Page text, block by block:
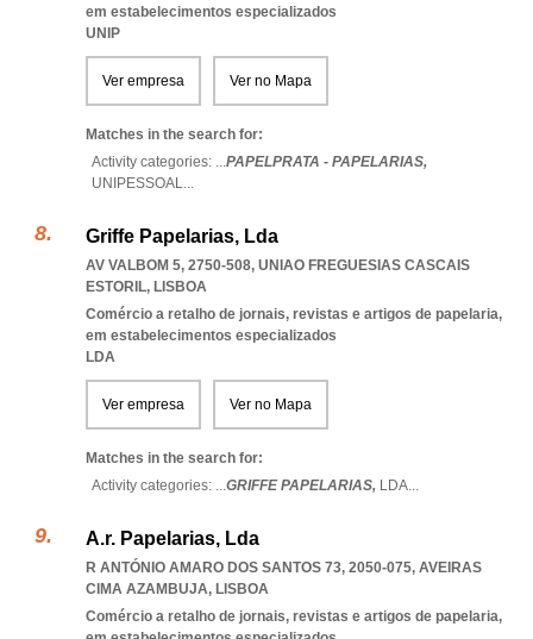
em estabelecimentos especializados
UNIP
Ver empresa Ver no Mapa
Matches in the search for:
Activity categories: ...PAPELPRATA - PAPELARIAS,
UNIPESSOAL...
Griffe Papelarias, Lda
AV VALBOM 5, 2750-508, UNIAO FREGUESIAS CASCAIS
ESTORIL, LISBOA
Comércio a retalho de jornais, revistas e artigos de papelaria,
em estabelecimentos especializados
LDA
Ver empresa Ver no Mapa
Matches in the search for:
Activity categories: ...GRIFFE PAPELARIAS, LDA...
A.r. Papelarias, Lda
R ANTÓNIO AMARO DOS SANTOS 73, 2050-075, AVEIRAS
CIMA AZAMBUJA, LISBOA
Comércio a retalho de jornais, revistas e artigos de papelaria,